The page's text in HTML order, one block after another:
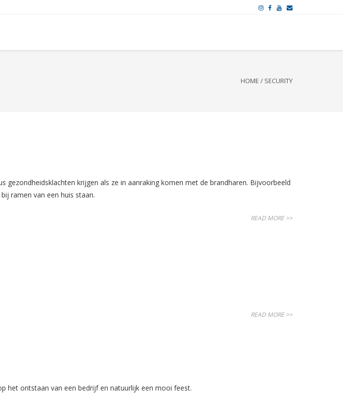
HOME / SECURITY
krijgen als ze in aanraking komen met de brandharen. Bijvoorbeeld
ramen van een huis staan.
READ MORE >>
READ MORE >>
het ontstaan van een bedrijf en natuurlijk een mooi feest.